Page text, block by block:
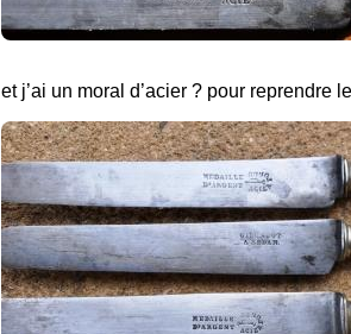
et j’ai un moral d’acier ? pour reprendre